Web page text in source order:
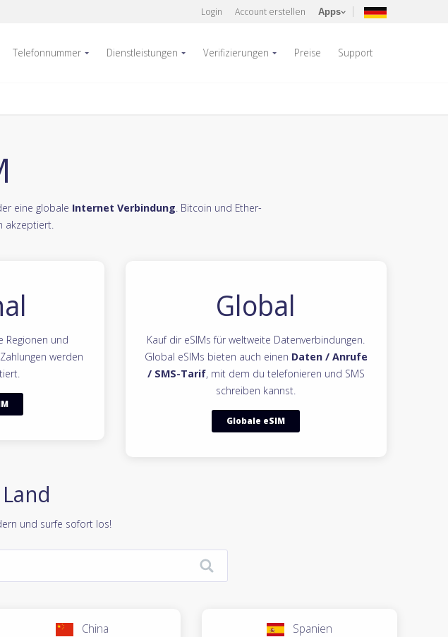
Login Account erstellen Apps
Telefonnummer Dienstleistungen Verifizierungen Preise Support
eine globale Internet Verbindung. Bitcoin und Ether-
akzeptiert.
Regionen und
werden
Global
Kauf dir eSIMs für weltweite Datenverbindungen.
Global eSIMs bieten auch einen Daten / Anrufe
/ SMS-Tarif, mit dem du telefonieren und SMS
schreiben kannst.
Globale eSIM
und surfe sofort los!
China Spanien